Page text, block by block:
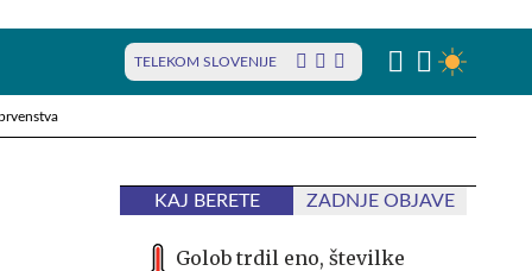
TELEKOM SLOVENIJE
KAJ BERETE ZADNJE OBJAVE
Golob trdil eno, številke